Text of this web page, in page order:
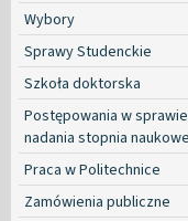
Wybory
Sprawy Studenckie
Szkoła doktorska
Postępowania w sprawie
nadania stopnia
Praca w Politechnice
Zamówienia publiczne